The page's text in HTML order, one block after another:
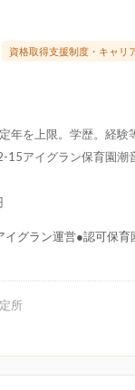
資格取得支援制度・キャリ
年を上限。学歴。経験
15アイグラン保育園潮
イグラン運営●認可保
所